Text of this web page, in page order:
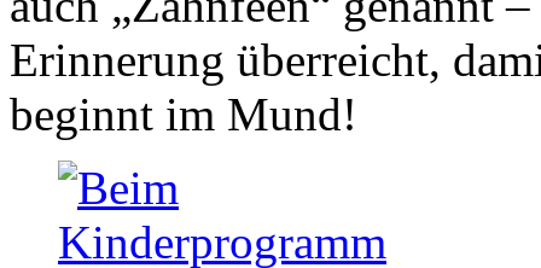
Erinnerung überreicht,
beginnt im Mund!